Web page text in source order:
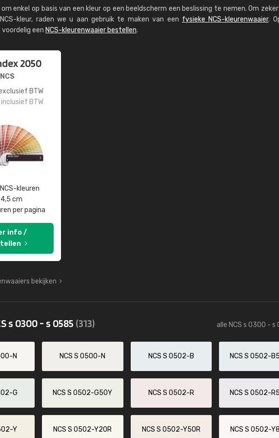
enkel op basis van een kleur op een beeldscherm een beslissing te nemen. Om
kleur, raden we u aan gebruik te maken van een fysieke NCS-kleurenwaaier.
een NCS-kleurenwaaier bestellen.
2050
NCS
BTW
BTW
kleuren
cm
per pagina
info /
bekijken
s 0300 - s 0585 (313) alle NCS s 0300 - s
N NCS S 0500-N NCS S 0502-B NCS S 0502-
G NCS S 0502-G50Y NCS S 0502-R NCS S 0502-
Y NCS S 0502-Y20R NCS S 0502-Y50R NCS S 0502-